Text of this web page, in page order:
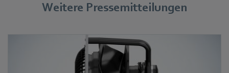
Weitere Pressemitteilungen